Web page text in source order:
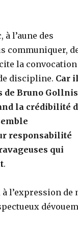
l’aune des
communiquer,
la convocation
discipline. Car
de Bruno
la crédibilité
responsabilité
qui
.
l’expression de